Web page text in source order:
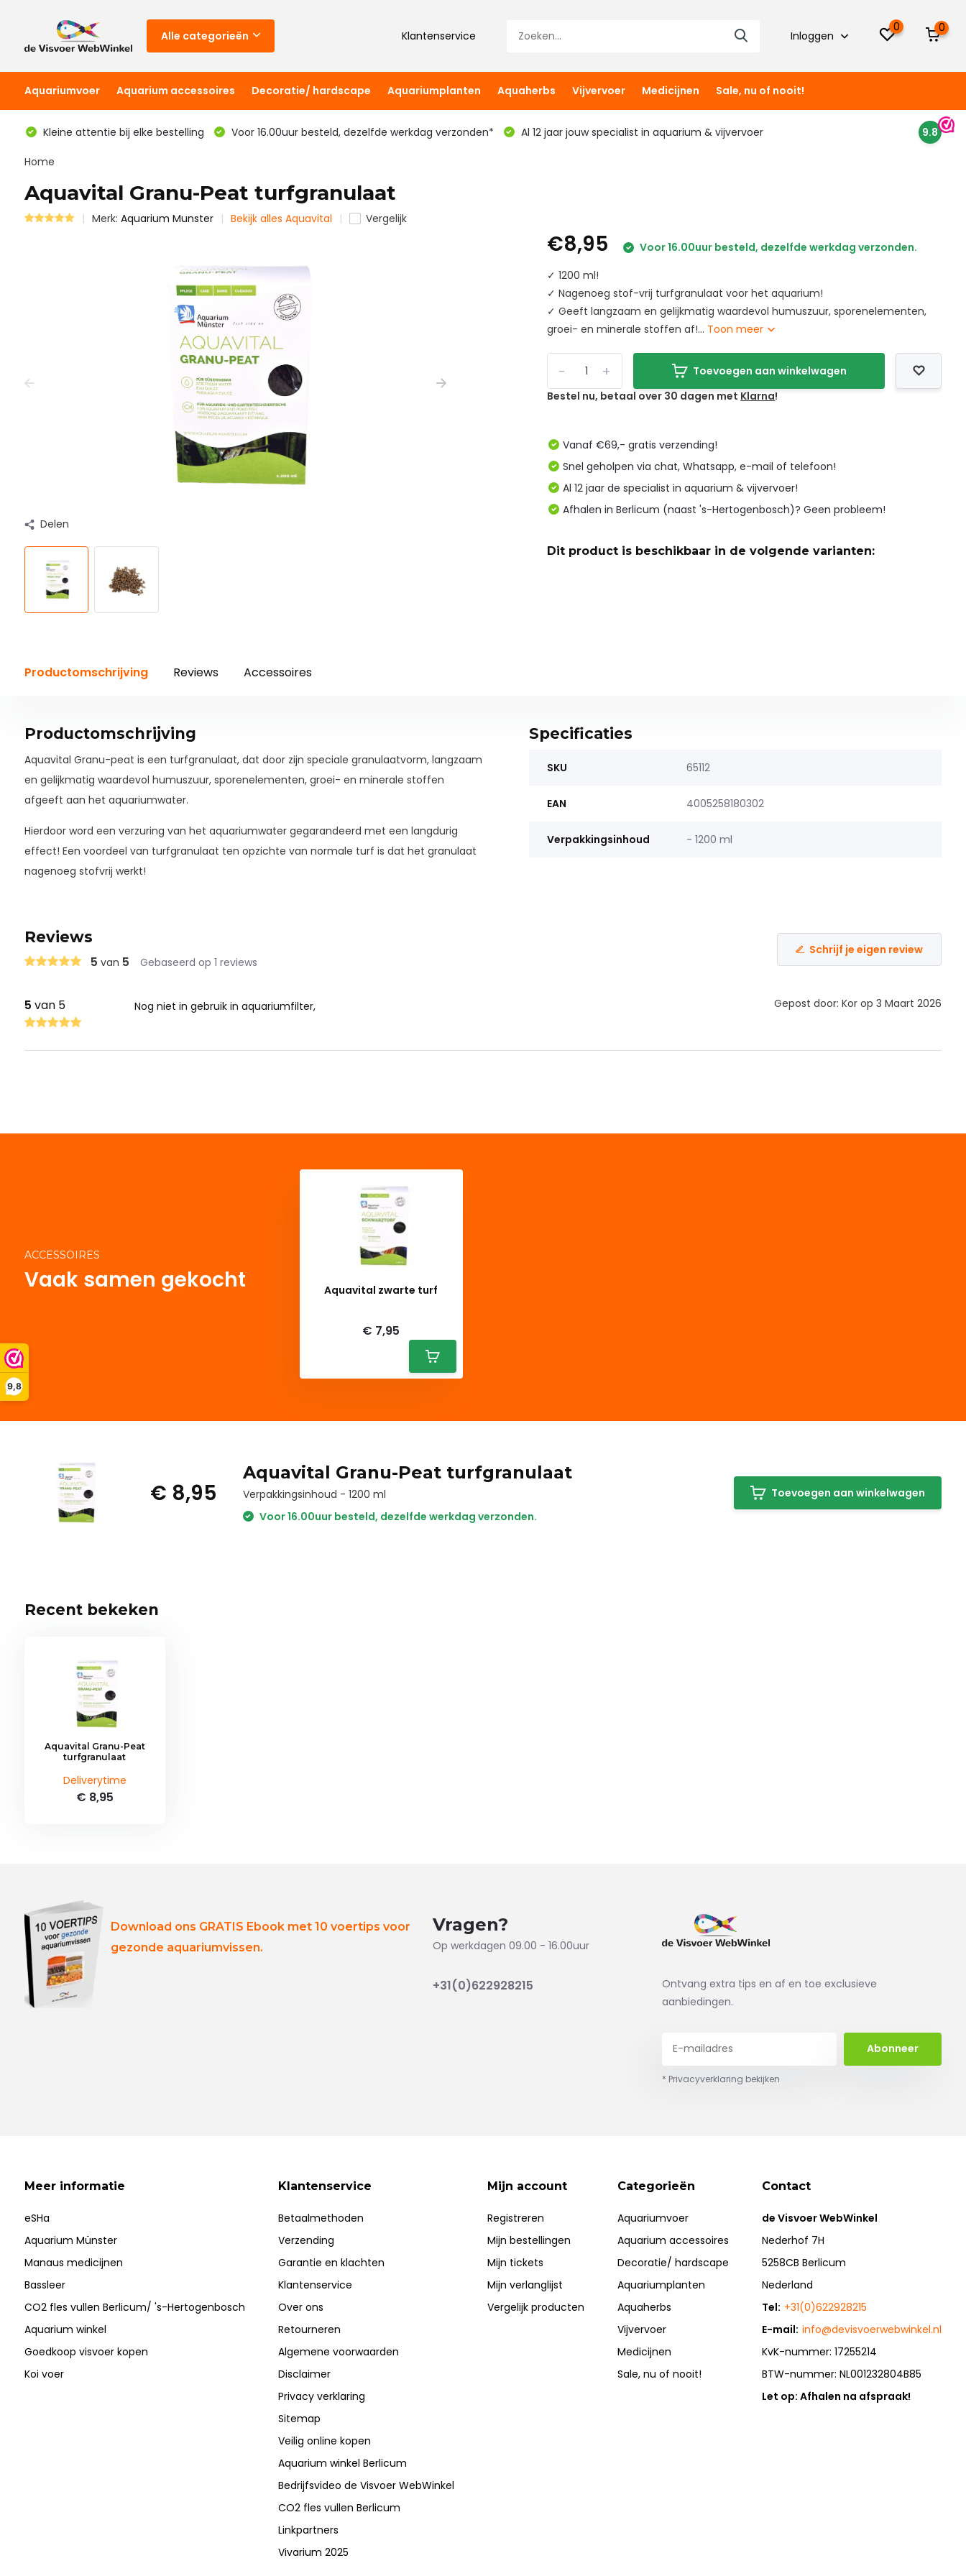
9,8
Alle categorieën Klantenservice Inloggen
0 0
Aquariumvoer Aquarium accessoires Decoratie/ hardscape Aquariumplanten Aquaherbs Vijvervoer Medicijnen Sale, nu of nooit!
Kleine attentie bij elke bestelling Voor 16.00uur besteld, dezelfde werkdag verzonden* Al 12 jaar jouw specialist in aquarium & vijvervoer 9.8
Home
Aquavital Granu-Peat turfgranulaat
Merk: Aquarium Munster Bekijk alles Aquavital Vergelijk
Delen
€8,95
Voor 16.00uur besteld, dezelfde werkdag verzonden.
✓ 1200 ml!
✓ Nagenoeg stof-vrij turfgranulaat voor het aquarium!
✓ Geeft langzaam en gelijkmatig waardevol humuszuur, sporenelementen,
groei- en minerale stoffen af!... Toon meer
+
-
Toevoegen aan winkelwagen
Bestel nu, betaal over 30 dagen met Klarna!
Vanaf €69,- gratis verzending!
Snel geholpen via chat, Whatsapp, e-mail of telefoon!
Al 12 jaar de specialist in aquarium & vijvervoer!
Afhalen in Berlicum (naast 's-Hertogenbosch)? Geen probleem!
Dit product is beschikbaar in de volgende varianten:
Productomschrijving Reviews Accessoires
Productomschrijving
Aquavital Granu-peat is een turfgranulaat, dat door zijn speciale granulaatvorm, langzaam
en gelijkmatig waardevol humuszuur, sporenelementen, groei- en minerale stoffen
afgeeft aan het aquariumwater.
Hierdoor word een verzuring van het aquariumwater gegarandeerd met een langdurig
effect! Een voordeel van turfgranulaat ten opzichte van normale turf is dat het granulaat
nagenoeg stofvrij werkt!
Specificaties
SKU 65112
EAN 4005258180302
Verpakkingsinhoud - 1200 ml
Reviews
5 van 5 Gebaseerd op 1 reviews
Schrijf je eigen review
5 van 5 Nog niet in gebruik in aquariumfilter, Gepost door: Kor op 3 Maart 2026
ACCESSOIRES
Vaak samen gekocht
Aquavital zwarte turf
€ 7,95
€ 8,95
Aquavital Granu-Peat turfgranulaat
Verpakkingsinhoud - 1200 ml
Voor 16.00uur besteld, dezelfde werkdag verzonden.
Toevoegen aan winkelwagen
Recent bekeken
Aquavital Granu-Peat
turfgranulaat
Deliverytime
€ 8,95
Download ons GRATIS Ebook met 10 voertips voor
gezonde aquariumvissen.
Vragen?
Op werkdagen 09.00 - 16.00uur
+31(0)622928215
Ontvang extra tips en af en toe exclusieve
aanbiedingen.
Abonneer
* Privacyverklaring bekijken
Meer informatie
eSHa
Aquarium Münster
Manaus medicijnen
Bassleer
CO2 fles vullen Berlicum/ 's-Hertogenbosch
Aquarium winkel
Goedkoop visvoer kopen
Koi voer
Klantenservice
Betaalmethoden
Verzending
Garantie en klachten
Klantenservice
Over ons
Retourneren
Algemene voorwaarden
Disclaimer
Privacy verklaring
Sitemap
Veilig online kopen
Aquarium winkel Berlicum
Bedrijfsvideo de Visvoer WebWinkel
CO2 fles vullen Berlicum
Linkpartners
Vivarium 2025
Mijn account
Registreren
Mijn bestellingen
Mijn tickets
Mijn verlanglijst
Vergelijk producten
Categorieën
Aquariumvoer
Aquarium accessoires
Decoratie/ hardscape
Aquariumplanten
Aquaherbs
Vijvervoer
Medicijnen
Sale, nu of nooit!
Contact
de Visvoer WebWinkel
Nederhof 7H
5258CB Berlicum
Nederland
Tel: +31(0)622928215
E-mail: info@devisvoerwebwinkel.nl
KvK-nummer: 17255214
BTW-nummer: NL001232804B85
Let op: Afhalen na afspraak!